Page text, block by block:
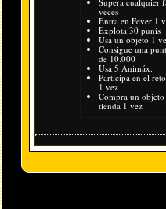
veces
Entra en Fever 1
Explota 30 punis
Usa un objeto 1
Consigue una
de 10.000
Usa 5 Animáx.
Participa en el
1 vez
Compra un objeto
tienda 1 vez